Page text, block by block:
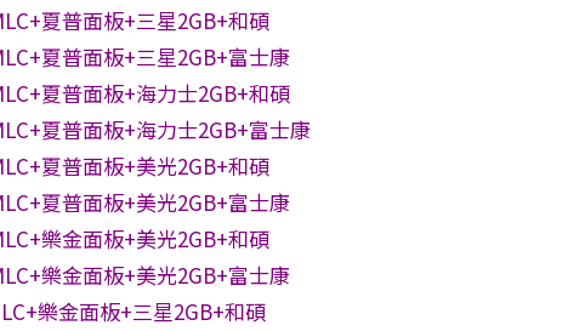
夏普面板+三星2GB+和碩
夏普面板+三星2GB+富士康
夏普面板+海力士2GB+和碩
夏普面板+海力士2GB+富士康
夏普面板+美光2GB+和碩
夏普面板+美光2GB+富士康
樂金面板+美光2GB+和碩
樂金面板+美光2GB+富士康
樂金面板+三星2GB+和碩